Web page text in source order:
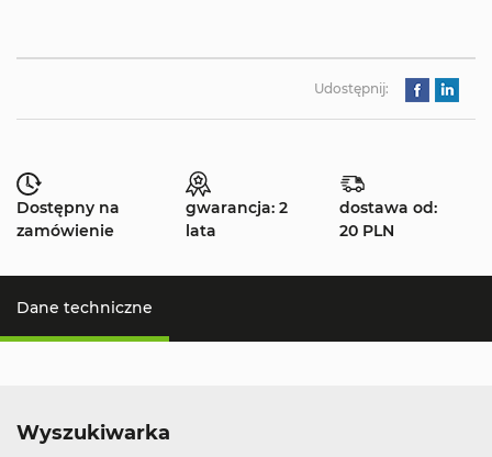
Udostępnij:
Dostępny na
zamówienie
gwarancja: 2
lata
dostawa od:
20 PLN
Dane techniczne
Wyszukiwarka